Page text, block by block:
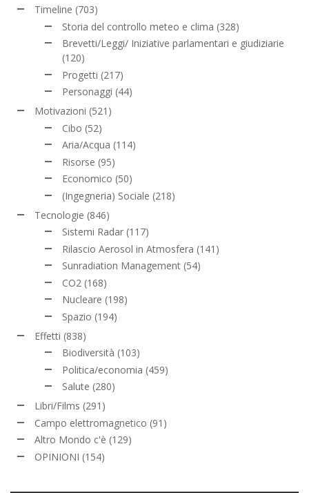
Timeline (703)
Storia del controllo meteo e clima (328)
Brevetti/Leggi/ Iniziative parlamentari e giudiziarie
(120)
Progetti (217)
Personaggi (44)
Motivazioni (521)
Cibo (52)
Aria/Acqua (114)
Risorse (95)
Economico (50)
(Ingegneria) Sociale (218)
Tecnologie (846)
Sistemi Radar (117)
Rilascio Aerosol in Atmosfera (141)
Sunradiation Management (54)
CO2 (168)
Nucleare (198)
Spazio (194)
Effetti (838)
Biodiversità (103)
Politica/economia (459)
Salute (280)
Libri/Films (291)
Campo elettromagnetico (91)
Altro Mondo c'è (129)
OPINIONI (154)